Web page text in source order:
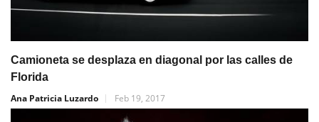
Camioneta se desplaza en diagonal por las calles de
Florida
Ana Patricia Luzardo
Feb 19, 2017